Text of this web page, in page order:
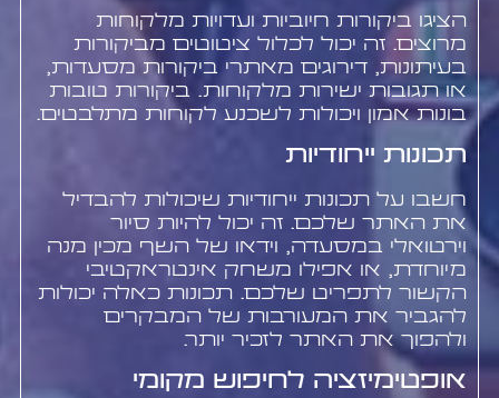
הציגו ביקורות חיוביות ועדויות מלקוחות
מרוצים. זה יכול לכלול ציטוטים מביקורות
בעיתונות, דירוגים מאתרי ביקורות מסעדות,
או תגובות ישירות מלקוחות. ביקורות טובות
בונות אמון ויכולות לשכנע לקוחות מתלבטים.
תכונות ייחודיות
חשבו על תכונות ייחודיות שיכולות להבדיל
את האתר שלכם. זה יכול להיות סיור
וירטואלי במסעדה, וידאו של השף מכין מנה
מיוחדת, או אפילו משחק אינטראקטיבי
הקשור לתפריט שלכם. תכונות כאלה יכולות
להגביר את המעורבות של המבקרים
ולהפוך את האתר לזכיר יותר.
אופטימיזציה לחיפוש מקומי